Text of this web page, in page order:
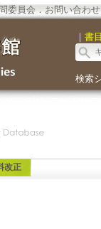
委員会． お問い合わせ
｜ 書目
検索
改正